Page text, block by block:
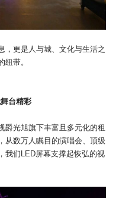
，更是人与城、文化与生活之
纽带。
台精彩
光旭旗下丰富且多元化的租
从数万人瞩目的演唱会、顶级
我们LED屏幕支撑起恢弘的视